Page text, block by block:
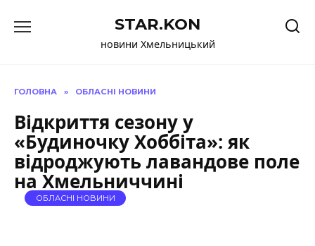
до
STAR.KON
новини Хмельницький
ГОЛОВНА » ОБЛАСНІ НОВИНИ
Відкриття сезону у
«Будиночку Хоббіта»: як
відроджують лавандове поле
на Хмельниччині
ОБЛАСНІ НОВИНИ